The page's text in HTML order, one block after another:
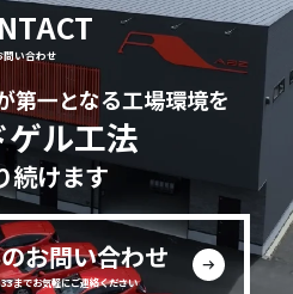
問い合わせ
第一となる工場環境を
ル工法
続けます
お問い合わせ
までお気軽にご連絡ください